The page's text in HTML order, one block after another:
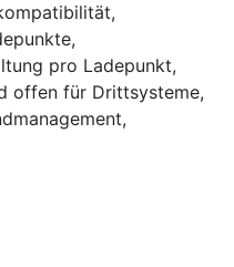
pro Ladepunkt,
offen für Drittsysteme,